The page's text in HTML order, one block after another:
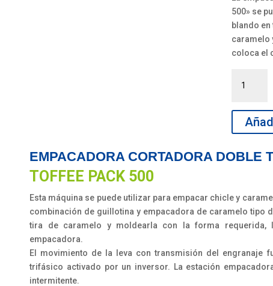
500» se
blando
caramelo
coloca el
Cortadora
Torsión
TOFFEE
500
EMPACADORA CORTADORA DOBLE
TOFFEE PACK 500
Esta máquina se puede utilizar para empacar chicle y
combinación de guillotina y empacadora de caramelo tipo
tira de caramelo y moldearla con la forma requerida,
empacadora.
El movimiento de la leva con transmisión del engranaje
trifásico activado por un inversor. La estación
intermitente.